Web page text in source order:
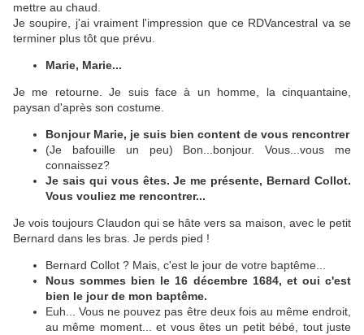
mettre au chaud.
Je soupire, j'ai vraiment l'impression que ce RDVancestral va se
terminer plus tôt que prévu.
Marie, Marie...
Je me retourne. Je suis face à un homme, la cinquantaine,
paysan d'après son costume.
Bonjour Marie, je suis bien content de vous rencontrer
(Je bafouille un peu) Bon...bonjour. Vous...vous me
connaissez?
Je sais qui vous êtes. Je me présente, Bernard Collot.
Vous vouliez me rencontrer...
Je vois toujours Claudon qui se hâte vers sa maison, avec le petit
Bernard dans les bras. Je perds pied !
Bernard Collot ? Mais, c'est le jour de votre baptême...
Nous sommes bien le 16 décembre 1684, et oui c'est
bien le jour de mon baptême.
Euh... Vous ne pouvez pas être deux fois au même endroit,
au même moment... et vous êtes un petit bébé, tout juste